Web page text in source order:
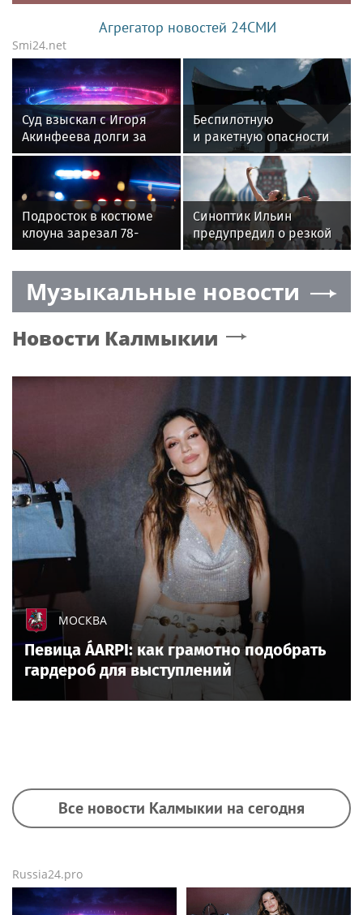
Агрегатор новостей 24СМИ
Smi24.net
Суд взыскал с Игоря
Акинфеева долги за
коммунальные услуги
Беспилотную
и ракетную опасности
объявили
в Подмосковье
Подросток в костюме
клоуна зарезал 78-
летнего мужчину в США
Синоптик Ильин
предупредил о резкой
смене погоды в Москве
Музыкальные новости
Новости Калмыкии
МОСКВА
Певица ÁARPI: как грамотно подобрать
гардероб для выступлений
Все новости Калмыкии на сегодня
Russia24.pro